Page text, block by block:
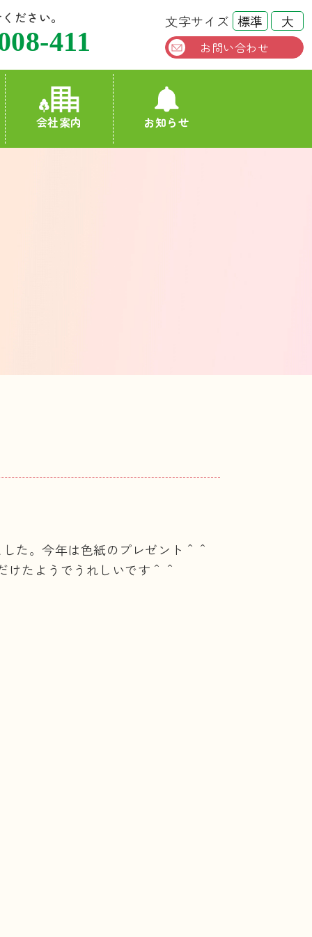
ださい。
411
文字サイズ 標準 大
お問い合わせ
会社案内 お知らせ
た。今年は色紙のプレゼント＾＾
たようでうれしいです＾＾